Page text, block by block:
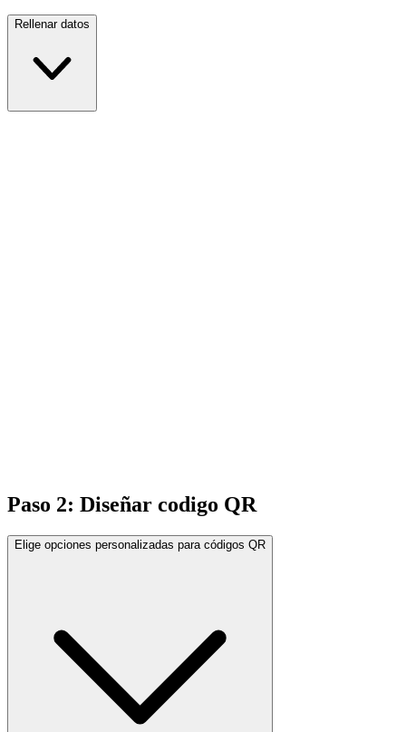
Rellenar datos
Paso 2: Diseñar codigo QR
Elige opciones personalizadas para códigos QR